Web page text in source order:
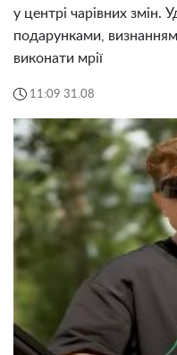
у центрі чарівних змін.
подарунками,
виконати мрії
11:09 31.08